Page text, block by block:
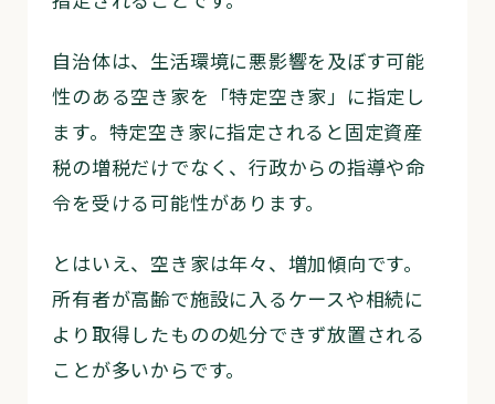
自治体は、生活環境に悪影響を及ぼす可能
性のある空き家を「特定空き家」に指定し
ます。特定空き家に指定されると固定資産
税の増税だけでなく、行政からの指導や命
令を受ける可能性があります。
とはいえ、空き家は年々、増加傾向です。
所有者が高齢で施設に入るケースや相続に
より取得したものの処分できず放置される
ことが多いからです。